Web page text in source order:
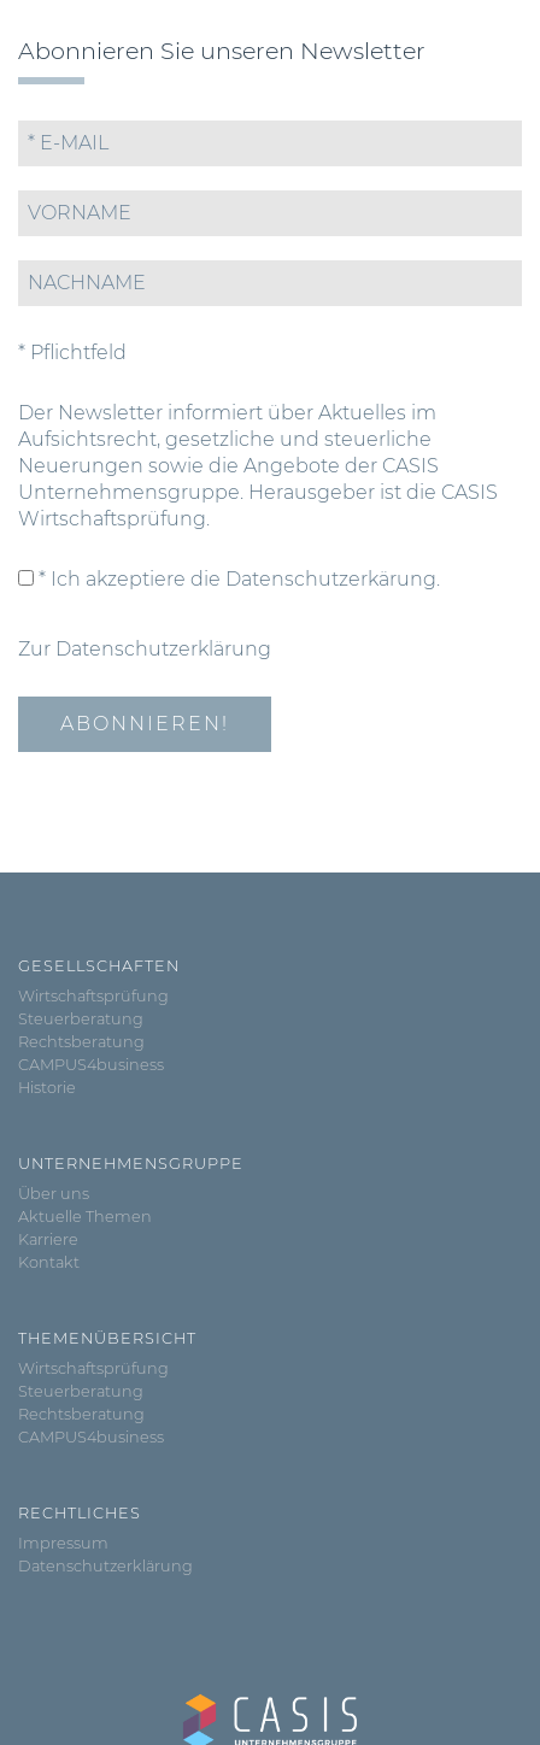
Abonnieren Sie unseren Newsletter
* Pflichtfeld
Der Newsletter informiert über Aktuelles im
Aufsichtsrecht, gesetzliche und steuerliche
Neuerungen sowie die Angebote der CASIS
Unternehmensgruppe. Herausgeber ist die CASIS
Wirtschaftsprüfung.
* Ich akzeptiere die Datenschutzerkärung.
Zur Datenschutzerklärung
GESELLSCHAFTEN
Wirtschaftsprüfung
Steuerberatung
Rechtsberatung
CAMPUS4business
Historie
UNTERNEHMENSGRUPPE
Über uns
Aktuelle Themen
Karriere
Kontakt
THEMENÜBERSICHT
Wirtschaftsprüfung
Steuerberatung
Rechtsberatung
CAMPUS4business
RECHTLICHES
Impressum
Datenschutzerklärung